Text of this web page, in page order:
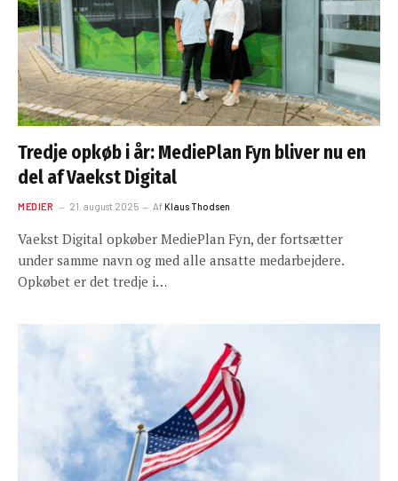
Tredje opkøb i år: MediePlan Fyn bliver nu en
del af Vaekst Digital
MEDIER 21. august 2025 AfKlaus Thodsen
Vaekst Digital opkøber MediePlan Fyn, der fortsætter
under samme navn og med alle ansatte medarbejdere.
Opkøbet er det tredje i…